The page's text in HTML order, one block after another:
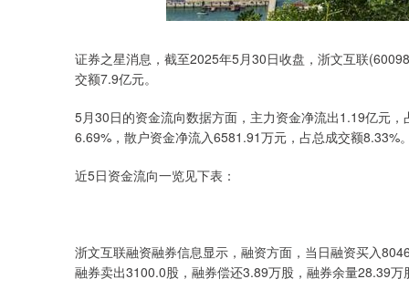
证券之星消息，截至2025年5月30日收盘，浙文互联
交额7.9亿元。
5月30日的资金流向数据方面，主力资金净流出1.19亿元
6.69%，散户资金净流入6581.91万元，占总成交额8.33%
近5日资金流向一览见下表：
浙文互联融资融券信息显示，融资方面，当日融资买入
融券卖出3100.0股，融券偿还3.89万股，融券余量28.39